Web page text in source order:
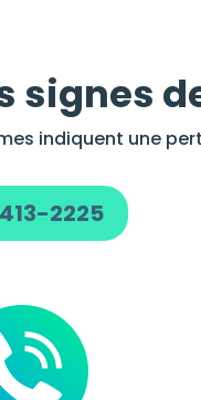
signes
indiquent une
2225